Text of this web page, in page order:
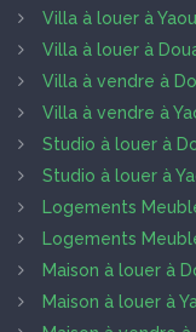
Villa à louer à
Villa à louer à
Villa à vendre à
Villa à vendre à
Studio à louer à
Studio à louer à
Logements
Logements
Maison à louer à
Maison à louer à